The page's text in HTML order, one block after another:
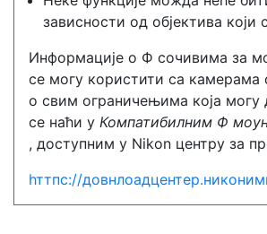
зависности од објектива који
Информације о Ф сочивима за
се могу користити са камерама
о свим ограничењима која могу
се наћи у Компатибилним Ф
, доступним у Nikon центру за
һттпс://